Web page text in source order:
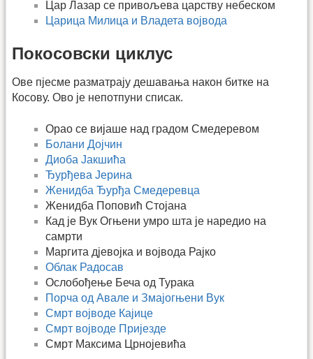
Цар Лазар се привољева царству небеском
Царица Милица и Владета војвода
Покосовски циклус
Ове пјесме разматрају дешавања након битке на
Косову. Ово је непотпуни списак.
Орао се вијаше над градом Смедеревом
Болани Дојчин
Диоба Јакшића
Ђурђева Јерина
Женидба Ђурђа Смедеревца
Женидба Поповић Стојана
Кад је Вук Огњени умро шта је наредио на
самрти
Маргита дјевојка и војвода Рајко
Облак Радосав
Ослобођење Беча од Турака
Порча од Авале и Змајогњени Вук
Смрт војводе Кајице
Смрт војводе Пријезде
Смрт Максима Црнојевића